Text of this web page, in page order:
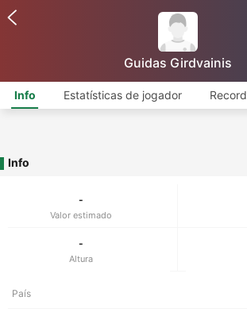
Guidas Girdvainis
Info Estatísticas de jogador
Info
-
Valor estimado
-
Altura
País